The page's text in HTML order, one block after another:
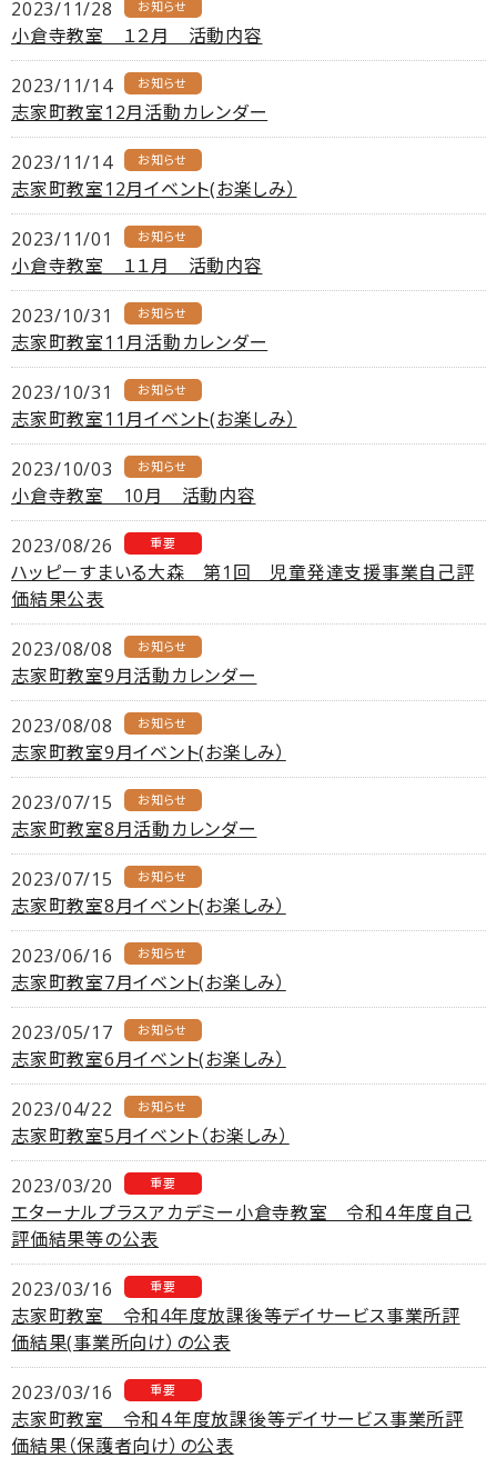
2023/11/28 お知らせ
小倉寺教室 １２月 活動内容
2023/11/14 お知らせ
志家町教室12月活動カレンダー
2023/11/14 お知らせ
志家町教室12月イベント(お楽しみ）
2023/11/01 お知らせ
小倉寺教室 １１月 活動内容
2023/10/31 お知らせ
志家町教室11月活動カレンダー
2023/10/31 お知らせ
志家町教室11月イベント(お楽しみ）
2023/10/03 お知らせ
小倉寺教室 10月 活動内容
2023/08/26 重要
ハッピ－すまいる大森 第1回 児童発達支援事業自己評
価結果公表
2023/08/08 お知らせ
志家町教室9月活動カレンダー
2023/08/08 お知らせ
志家町教室9月イベント(お楽しみ）
2023/07/15 お知らせ
志家町教室8月活動カレンダー
2023/07/15 お知らせ
志家町教室8月イベント(お楽しみ）
2023/06/16 お知らせ
志家町教室7月イベント(お楽しみ）
2023/05/17 お知らせ
志家町教室6月イベント(お楽しみ）
2023/04/22 お知らせ
志家町教室5月イベント（お楽しみ）
2023/03/20 重要
エターナルプラスアカデミー小倉寺教室 令和４年度自己
評価結果等の公表
2023/03/16 重要
志家町教室 令和4年度放課後等デイサービス事業所評
価結果(事業所向け）の公表
2023/03/16 重要
志家町教室 令和４年度放課後等デイサービス事業所評
価結果（保護者向け）の公表